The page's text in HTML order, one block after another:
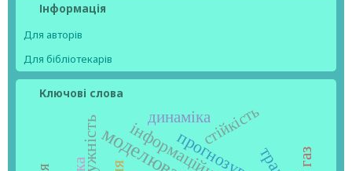
Інформація
Для авторів
Для бібліотекарів
Ключові слова
стійкість
динаміка